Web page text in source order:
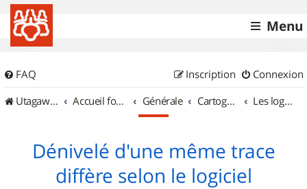
Menu
FAQ Connexion
Inscription
UtagawaVTT (Randos VTT et VTTAE avec traces GPS)
Accueil forum Générale Cartographie et GPS Les logiciels
Dénivelé d'une même trace
diffère selon le logiciel